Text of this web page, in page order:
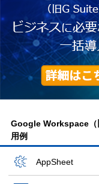
Google Workspace（
用例
AppSheet